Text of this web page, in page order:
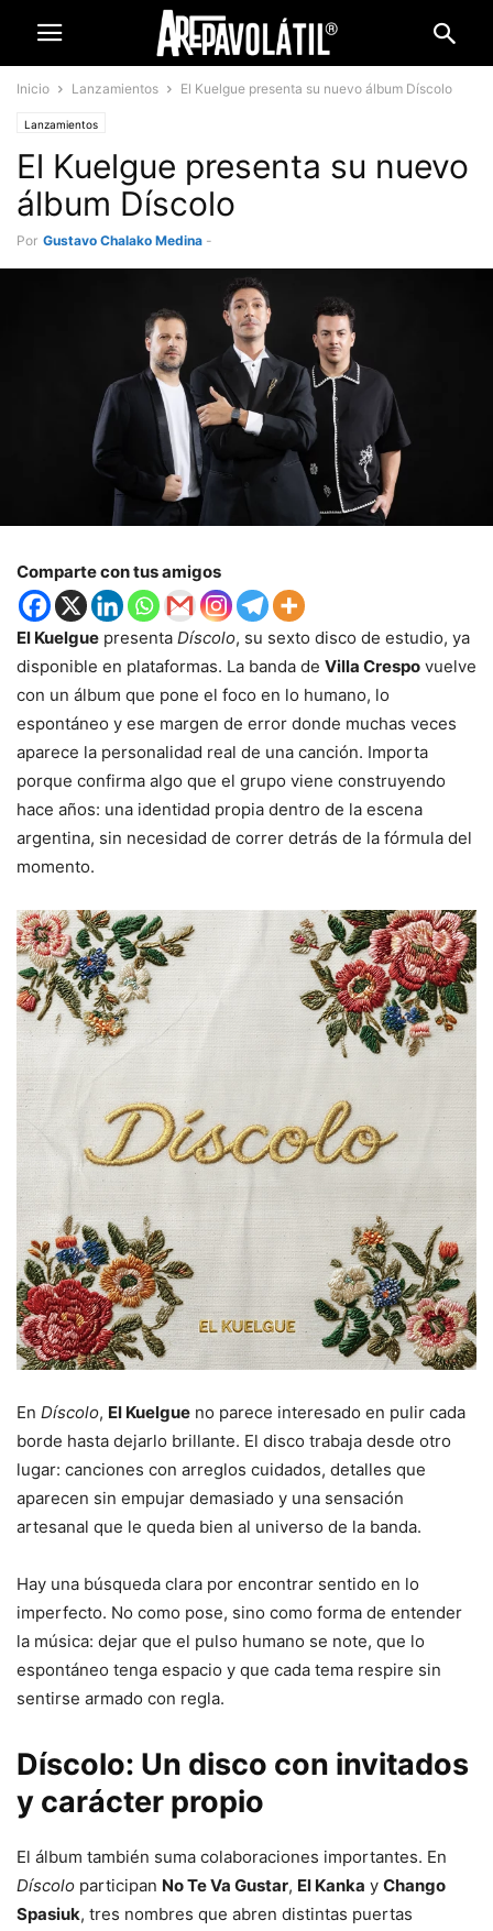
Inicio Lanzamientos El Kuelgue presenta su nuevo álbum Díscolo
Lanzamientos
El Kuelgue presenta su nuevo
álbum Díscolo
Por Gustavo Chalako Medina -
Comparte con tus amigos
El Kuelgue presenta Díscolo, su sexto disco de estudio, ya
disponible en plataformas. La banda de Villa Crespo vuelve
con un álbum que pone el foco en lo humano, lo
espontáneo y ese margen de error donde muchas veces
aparece la personalidad real de una canción. Importa
porque confirma algo que el grupo viene construyendo
hace años: una identidad propia dentro de la escena
argentina, sin necesidad de correr detrás de la fórmula del
momento.
En Díscolo, El Kuelgue no parece interesado en pulir cada
borde hasta dejarlo brillante. El disco trabaja desde otro
lugar: canciones con arreglos cuidados, detalles que
aparecen sin empujar demasiado y una sensación
artesanal que le queda bien al universo de la banda.
Hay una búsqueda clara por encontrar sentido en lo
imperfecto. No como pose, sino como forma de entender
la música: dejar que el pulso humano se note, que lo
espontáneo tenga espacio y que cada tema respire sin
sentirse armado con regla.
Díscolo: Un disco con invitados
y carácter propio
El álbum también suma colaboraciones importantes. En
Díscolo participan No Te Va Gustar, El Kanka y Chango
Spasiuk, tres nombres que abren distintas puertas